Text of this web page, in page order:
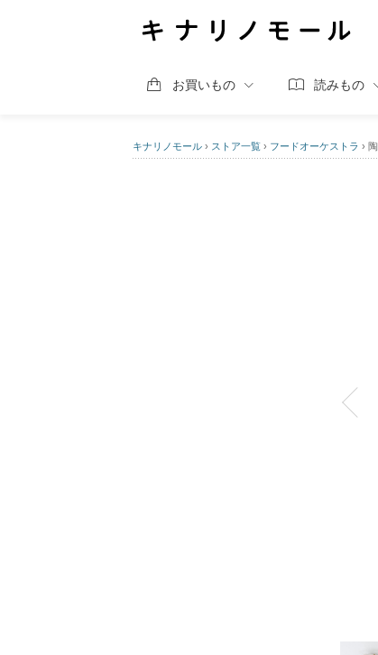
お買いもの 読みもの
キナリノモール › ストア一覧 › フードオーケストラ ›